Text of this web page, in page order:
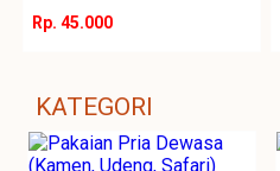
Rp. 45.000
KATEGORI